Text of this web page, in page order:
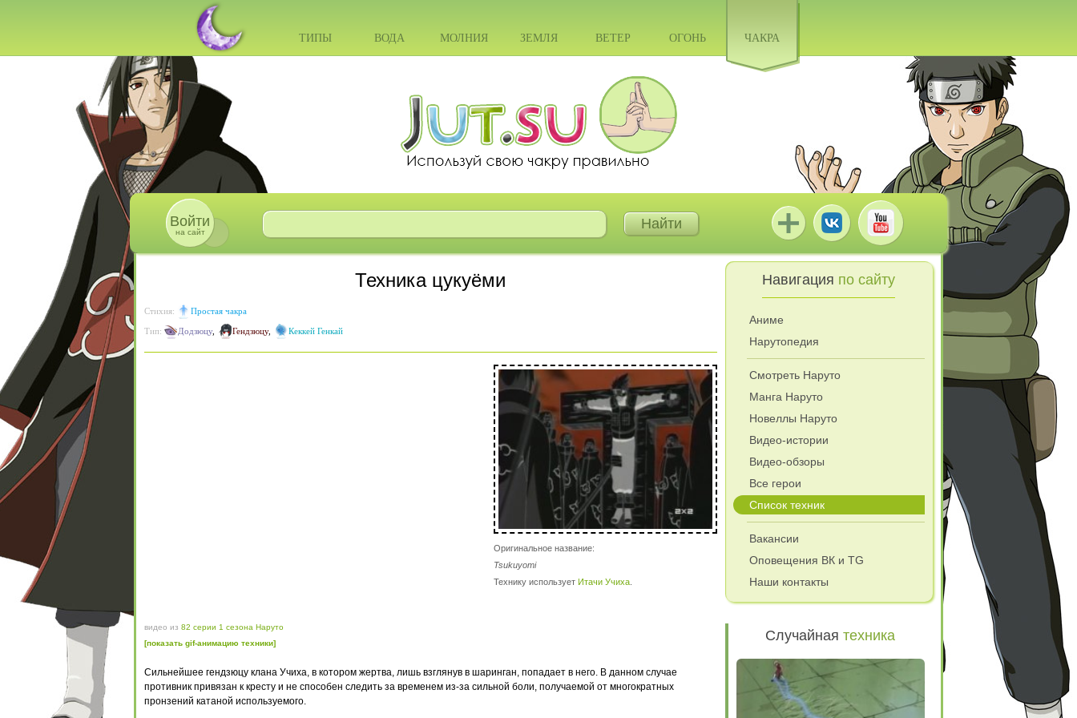
ТИПЫ ВОДА МОЛНИЯ ЗЕМЛЯ ВЕТЕР ОГОНЬ ЧАКРА
Войти
на сайт
Техника цукуёми
Стихия: Простая чакра
Тип: Додзюцу, Гендзюцу, Кеккей Генкай
видео из 82 серии 1 сезона Наруто
Оригинальное название:
Tsukuyomi
Технику использует Итачи Учиха
[показать gif-анимацию техники]
Сильнейшее гендзюцу клана Учиха, в котором жертва, лишь взглянув в шаринган, попадает в него. В данном случае
противник привязан к кресту и не способен следить за временем из-за сильной боли, получаемой от многократных
пронзений катаной используемого.
Навигация по сайту
Аниме
Нарутопедия
Смотреть Наруто
Манга Наруто
Новеллы Наруто
Видео-истории
Видео-обзоры
Все герои
Список техник
Вакансии
Оповещения ВК и TG
Наши контакты
Случайнаятехника